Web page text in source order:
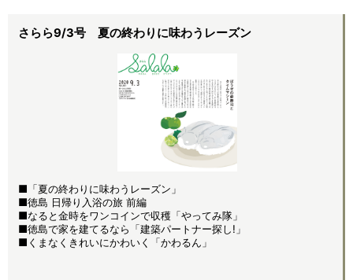
さらら9/3号 夏の終わりに味わうレーズン
■「夏の終わりに味わうレーズン」
■徳島 日帰り入浴の旅 前編
■なると金時をワンコインで収穫「やってみ隊」
■徳島で家を建てるなら「建築パートナー探し!」
■くまなくきれいにかわいく「かわるん」